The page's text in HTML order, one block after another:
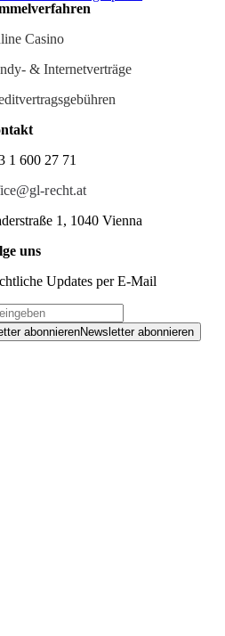
Casino
& Internetverträge
1 600 27 71
recht.at
1, 1040 Vienna
uns
Updates per E-Mail
abonnierenNewsletter abonnieren